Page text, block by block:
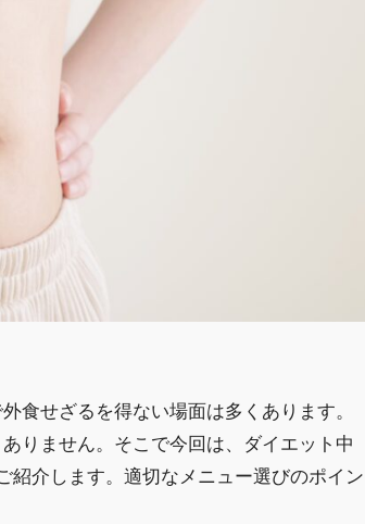
食せざるを得ない場面は多くあります。
りません。そこで今回は、ダイエット中
紹介します。適切なメニュー選びのポイン